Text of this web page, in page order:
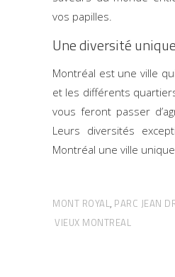
vos papilles.
Une diversité unique
Montréal est une ville
et les différents
vous feront passer
Leurs diversités
Montréal une ville unique.
MONT ROYAL, PARC JEAN
VIEUX MONTREAL